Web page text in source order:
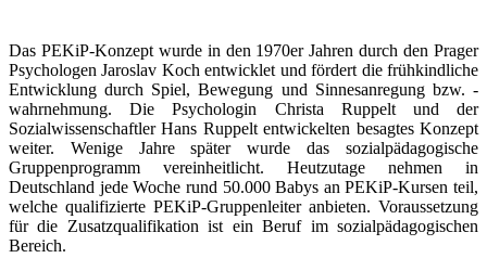
Das PEKiP-Konzept wurde in den 1970er Jahren durch den Prager
Psychologen Jaroslav Koch entwicklet und fördert die frühkindliche
Entwicklung durch Spiel, Bewegung und Sinnesanregung bzw. -
wahrnehmung. Die Psychologin Christa Ruppelt und der
Sozialwissenschaftler Hans Ruppelt entwickelten besagtes Konzept
weiter. Wenige Jahre später wurde das sozialpädagogische
Gruppenprogramm vereinheitlicht. Heutzutage nehmen in
Deutschland jede Woche rund 50.000 Babys an PEKiP-Kursen teil,
welche qualifizierte PEKiP-Gruppenleiter anbieten. Voraussetzung
für die Zusatzqualifikation ist ein Beruf im sozialpädagogischen
Bereich.